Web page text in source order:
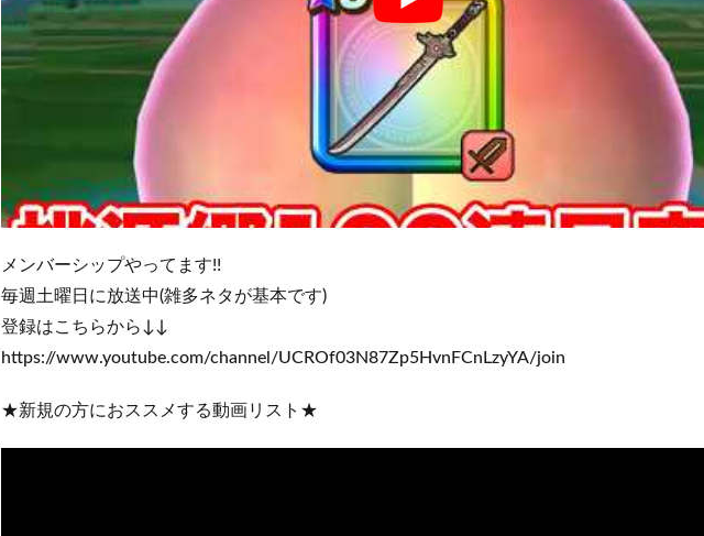
メンバーシップやってます!!
毎週土曜日に放送中(雑多ネタが基本です)
登録はこちらから↓↓
https://www.youtube.com/channel/UCROf03N87Zp5HvnFCnLzyYA/join
★新規の方におススメする動画リスト★